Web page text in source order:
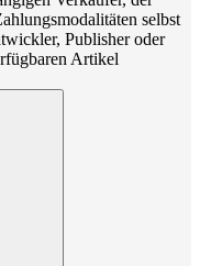
selbst
Publisher oder
Artikel